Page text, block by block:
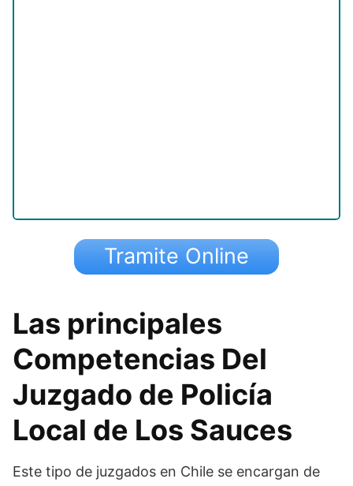
Tramite Online
Las principales
Competencias Del
Juzgado de Policía
Local de Los Sauces
Este tipo de juzgados en Chile se encargan de